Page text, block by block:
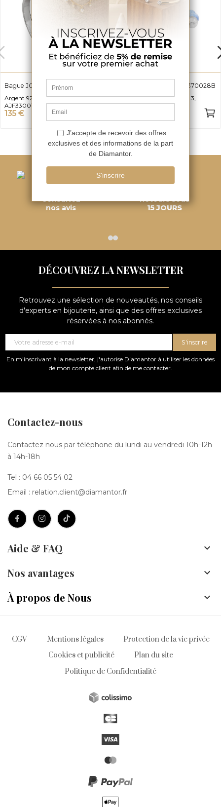
Bague JOURDAN
Argent 925 et Oxyde de zirconium
AJF330011R
135 €
Bracelet NUMERO 3 NF370028B
Acier, Acrylique, Numéro 3,
NF370028B
Consultez
nos avis
Retours sous
15 JOURS
DÉCOUVREZ LA NEWSLETTER
Retrouvez une sélection de nouveautés, nos conseils
d'experts en bijouterie, ainsi que des offres exclusives
réservées à nos abonnés.
S'inscrire
En m'inscrivant à la newsletter, j'autorise Diamantor à utiliser les données
de mon compte client afin de me contacter.
Contactez-nous
Contactez nous par téléphone du lundi au vendredi 10h-12h
à 14h-18h
Tel : 04 66 05 54 02
Email : relation.client@diamantor.fr
Aide & FAQ 
Nos avantages 
À propos de Nous 
CGV Mentions légales
Protection de la vie privée
Cookies et publicité
Plan du site
Politique de Confidentialité